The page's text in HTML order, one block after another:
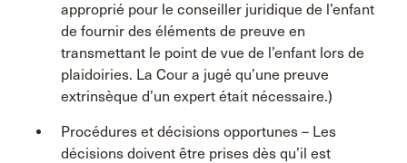
approprié pour le conseiller juridique de l’enfant
de fournir des éléments de preuve en
transmettant le point de vue de l’enfant lors de
plaidoiries. La Cour a jugé qu’une preuve
extrinsèque d’un expert était nécessaire.)
Procédures et décisions opportunes – Les
décisions doivent être prises dès qu’il est